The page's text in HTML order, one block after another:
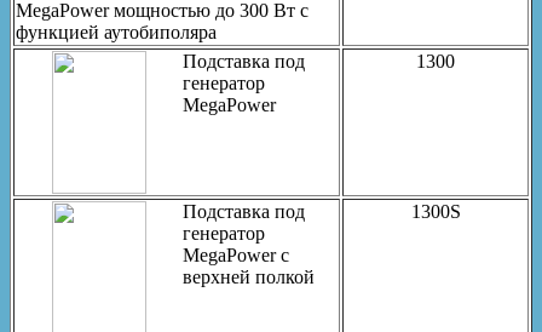
MegaPower мощностью до 300 Вт с
функцией аутобиполяра
Подставка под
генератор
MegaPower
1300
Подставка под
генератор
MegaPower с
верхней полкой
1300S